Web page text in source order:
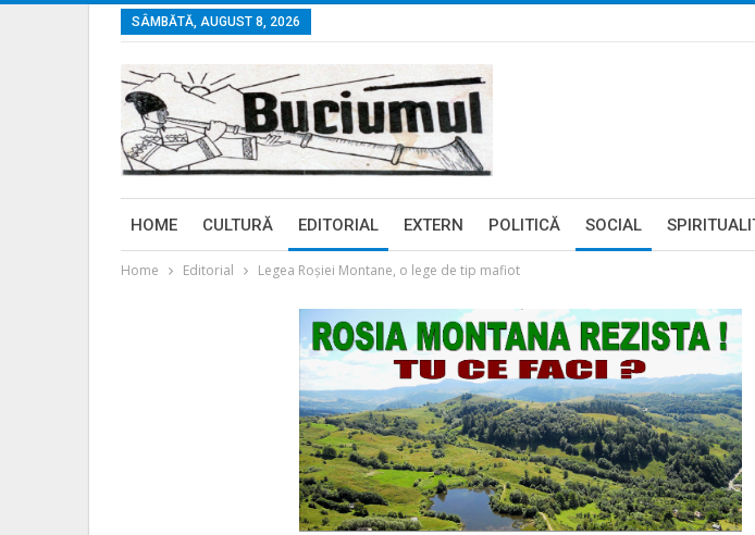
SÂMBĂTĂ, AUGUST 8, 2026
HOME CULTURĂ EDITORIAL EXTERN POLITICĂ SOCIAL
Home Editorial Legea Roşiei Montane, o lege de tip mafiot